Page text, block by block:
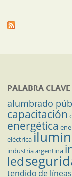
PALABRA CLAVE
alumbrado
capacitación
energética
eléctrica
industria argentina
led
tendido de líneas